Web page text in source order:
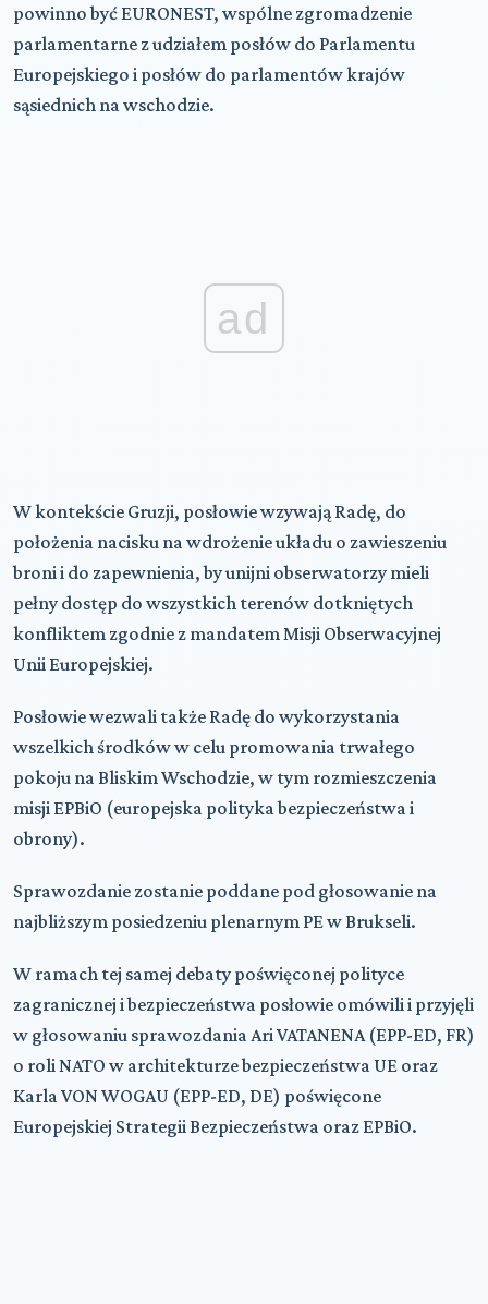
powinno być EURONEST, wspólne zgromadzenie
parlamentarne z udziałem posłów do Parlamentu
Europejskiego i posłów do parlamentów krajów
sąsiednich na wschodzie.
ad
W kontekście Gruzji, posłowie wzywają Radę, do
położenia nacisku na wdrożenie układu o zawieszeniu
broni i do zapewnienia, by unijni obserwatorzy mieli
pełny dostęp do wszystkich terenów dotkniętych
konfliktem zgodnie z mandatem Misji Obserwacyjnej
Unii Europejskiej.
Posłowie wezwali także Radę do wykorzystania
wszelkich środków w celu promowania trwałego
pokoju na Bliskim Wschodzie, w tym rozmieszczenia
misji EPBiO (europejska polityka bezpieczeństwa i
obrony).
Sprawozdanie zostanie poddane pod głosowanie na
najbliższym posiedzeniu plenarnym PE w Brukseli.
W ramach tej samej debaty poświęconej polityce
zagranicznej i bezpieczeństwa posłowie omówili i przyjęli
w głosowaniu sprawozdania Ari VATANENA (EPP-ED, FR)
o roli NATO w architekturze bezpieczeństwa UE oraz
Karla VON WOGAU (EPP-ED, DE) poświęcone
Europejskiej Strategii Bezpieczeństwa oraz EPBiO.